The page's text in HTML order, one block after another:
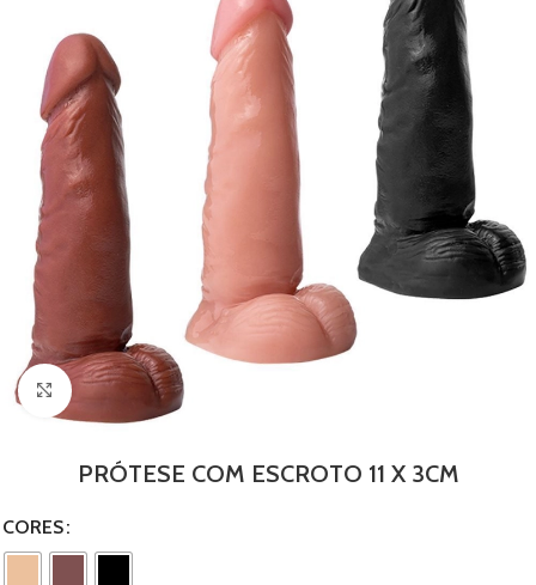
Clique para ampliar
PRÓTESE COM ESCROTO 11 X 3CM
CORES